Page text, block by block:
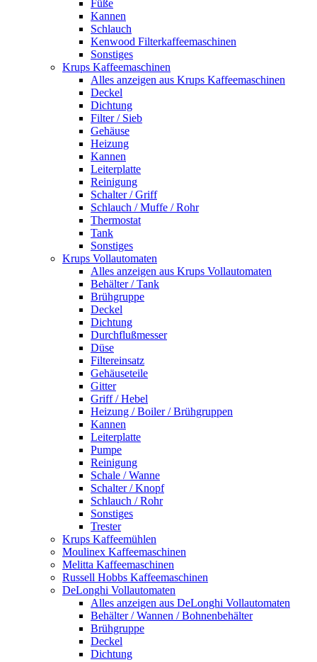
Füße
Kannen
Schlauch
Kenwood Filterkaffeemaschinen
Sonstiges
Krups Kaffeemaschinen
Alles anzeigen aus Krups Kaffeemaschinen
Deckel
Dichtung
Filter / Sieb
Gehäuse
Heizung
Kannen
Leiterplatte
Reinigung
Schalter / Griff
Schlauch / Muffe / Rohr
Thermostat
Tank
Sonstiges
Krups Vollautomaten
Alles anzeigen aus Krups Vollautomaten
Behälter / Tank
Brühgruppe
Deckel
Dichtung
Durchflußmesser
Düse
Filtereinsatz
Gehäuseteile
Gitter
Griff / Hebel
Heizung / Boiler / Brühgruppen
Kannen
Leiterplatte
Pumpe
Reinigung
Schale / Wanne
Schalter / Knopf
Schlauch / Rohr
Sonstiges
Trester
Krups Kaffeemühlen
Moulinex Kaffeemaschinen
Melitta Kaffeemaschinen
Russell Hobbs Kaffeemaschinen
DeLonghi Vollautomaten
Alles anzeigen aus DeLonghi Vollautomaten
Behälter / Wannen / Bohnenbehälter
Brühgruppe
Deckel
Dichtung